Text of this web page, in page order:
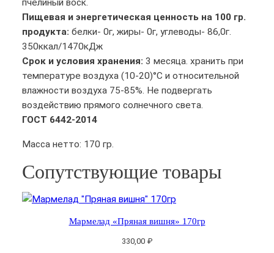
в
р
а
м
л
д
С
пчелиный воск.
Пищевая и энергетическая ценность на 100 гр.
продукта: белки- 0г, жиры- 0г, углеводы- 86,0г.
350ккал/1470кДж
Срок и условия хранения: 3 месяца. хранить при
температуре воздуха (10-20)°С и относительной
влажности воздуха 75-85%. Не подвергать
воздействию прямого солнечного света.
ГОСТ 6442-2014
Масса нетто: 170 гр.
Сопутствующие товары
Мармелад «Пряная вишня» 170гр
330,00 ₽